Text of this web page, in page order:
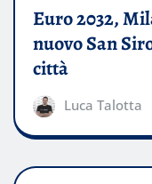
Euro 2032,
nuovo San
città
Luca Talotta